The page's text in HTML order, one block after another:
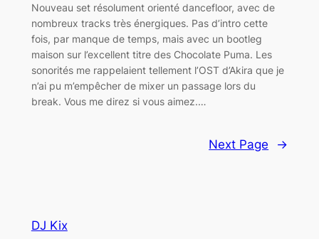
Nouveau set résolument orienté dancefloor, avec de
nombreux tracks très énergiques. Pas d’intro cette
fois, par manque de temps, mais avec un bootleg
maison sur l’excellent titre des Chocolate Puma. Les
sonorités me rappelaient tellement l’OST d’Akira que je
n’ai pu m’empêcher de mixer un passage lors du
break. Vous me direz si vous aimez.…
Next Page →
DJ Kix